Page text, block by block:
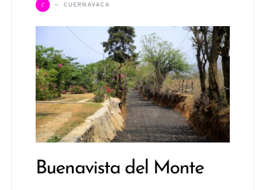
C CUERNAVACA
Buenavista del Monte